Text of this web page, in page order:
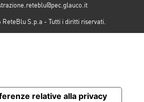
ReteBlu S.p.a - Tutti i diritti riservati.
relative alla privacy